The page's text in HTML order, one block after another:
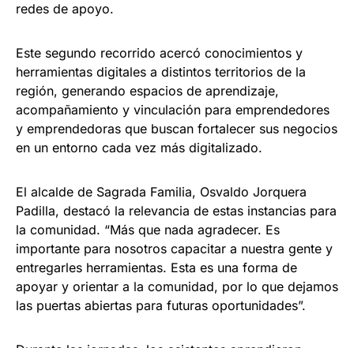
redes de apoyo.
Este segundo recorrido acercó conocimientos y
herramientas digitales a distintos territorios de la
región, generando espacios de aprendizaje,
acompañamiento y vinculación para emprendedores
y emprendedoras que buscan fortalecer sus negocios
en un entorno cada vez más digitalizado.
El alcalde de Sagrada Familia, Osvaldo Jorquera
Padilla, destacó la relevancia de estas instancias para
la comunidad. “Más que nada agradecer. Es
importante para nosotros capacitar a nuestra gente y
entregarles herramientas. Esta es una forma de
apoyar y orientar a la comunidad, por lo que dejamos
las puertas abiertas para futuras oportunidades”.